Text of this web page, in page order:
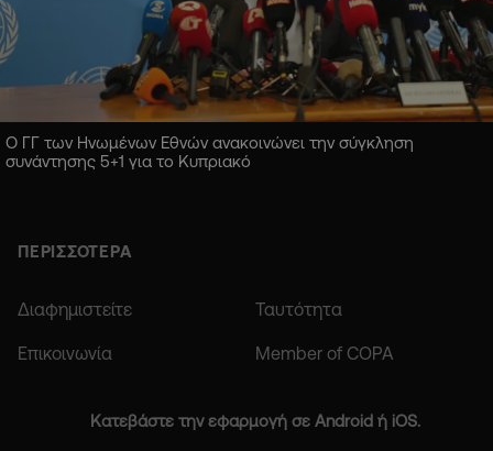
Ο ΓΓ των Ηνωμένων Εθνών ανακοινώνει την σύγκληση
συνάντησης 5+1 για το Κυπριακό
ΠΕΡΙΣΣΟΤΕΡΑ
Διαφημιστείτε Ταυτότητα
Επικοινωνία Member of COPA
Κατεβάστε την εφαρμογή σε Android ή iOS.